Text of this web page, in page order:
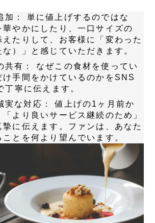
加：
単に値上げするのではな
華やかにしたり、一口サイズの
えたりして、お客様に「変わった
）」と感じていただきます。
共有：
なぜこの食材を使ってい
け手間をかけているのかをSNS
寧に伝えます。
実な対応：
値上げの1ヶ月前か
より良いサービス継続のため」
摯に伝えます。ファンは、あなた
とを何より望んでいます。